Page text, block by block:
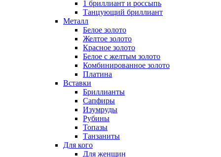
1 бриллиант и россыпь
Танцующий бриллиант
Металл
Белое золото
Желтое золото
Красное золото
Белое с желтым золото
Комбинированное золото
Платина
Вставки
Бриллианты
Сапфиры
Изумруды
Рубины
Топазы
Танзаниты
Для кого
Для женщин